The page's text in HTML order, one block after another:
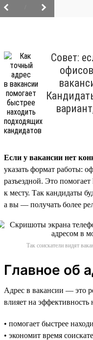
Совет:
Если у вакансии нет
указать формат работы:
разъездной. Это
к месту. Так кандидаты
а вы — получать более
Так соискатели видят
Главное об
Адрес в вакансии — это
влияет на эффективность
• помогает быстрее
• экономит время